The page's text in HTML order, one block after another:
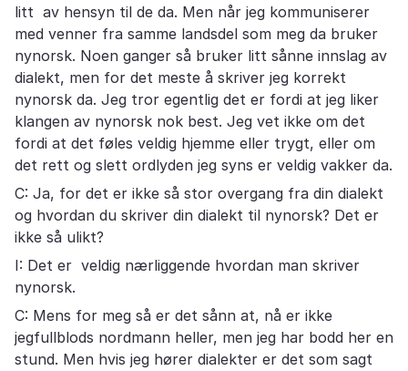
litt av hensyn til de da. Men når jeg kommuniserer
med venner fra samme landsdel som meg da bruker
nynorsk. Noen ganger så bruker litt sånne innslag av
dialekt, men for det meste å skriver jeg korrekt
nynorsk da. Jeg tror egentlig det er fordi at jeg liker
klangen av nynorsk nok best. Jeg vet ikke om det
fordi at det føles veldig hjemme eller trygt, eller om
det rett og slett ordlyden jeg syns er veldig vakker da.
C: Ja, for det er ikke så stor overgang fra din dialekt
og hvordan du skriver din dialekt til nynorsk? Det er
ikke så ulikt?
I: Det er veldig nærliggende hvordan man skriver
nynorsk.
C: Mens for meg så er det sånn at, nå er ikke
jegfullblods nordmann heller, men jeg har bodd her en
stund. Men hvis jeg hører dialekter er det som sagt